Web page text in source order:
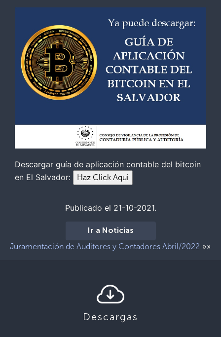
Descargar guía de aplicación contable del bitcoin
en El Salvador:
Publicado el 21-10-2021.
Ir a Noticias
Juramentación de Auditores y Contadores Abril/2022 »»
Descargas